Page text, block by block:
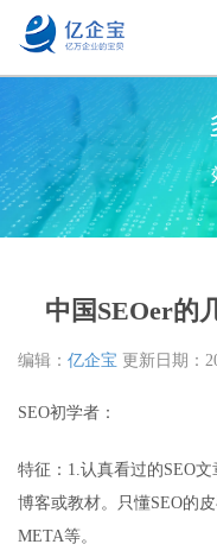
中国SEOer的
编辑： 亿企宝 更新日期：
SEO初学者：
特征：1.认真看过的SEO
博客或教材。只懂SEO的
META等。